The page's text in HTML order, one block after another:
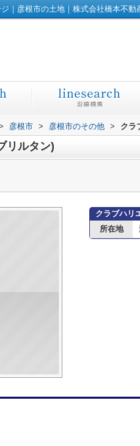
｜彦根市の土地｜株式会社橋本不動
彦根市 > 彦根市のその他 > クラ
リルタン)
クラブハリ
所在地